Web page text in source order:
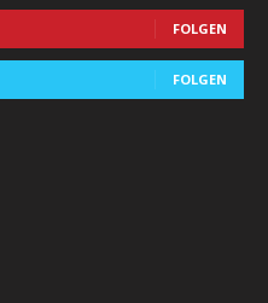
FOLGEN
FOLGEN